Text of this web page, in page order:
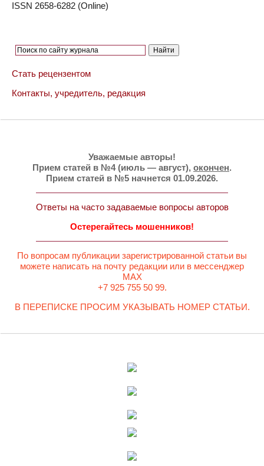
ISSN 2658-6282 (Online)
Стать рецензентом
Контакты, учредитель, редакция
Уважаемые авторы!
Прием статей в №4 (июль — август), окончен.
Прием статей в №5 начнется 01.09.2026.
Ответы на часто задаваемые вопросы авторов
Остерегайтесь мошенников!
По вопросам публикации зарегистрированной статьи вы
можете написать на почту редакции или в мессенджер
MAX
+7 925 755 50 99.
В ПЕРЕПИСКЕ ПРОСИМ УКАЗЫВАТЬ НОМЕР СТАТЬИ.